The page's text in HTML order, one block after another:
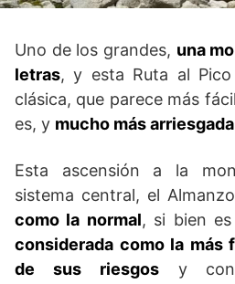
Uno de los grandes, una
letras, y esta Ruta al
clásica, que parece más
es, y mucho más
Esta ascensión a la
sistema central, el
como la normal, si bien es
considerada como la más
de sus riesgosy